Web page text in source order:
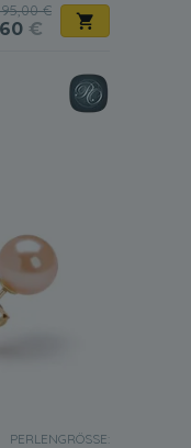
€
€
PERLENGRÖSSE: